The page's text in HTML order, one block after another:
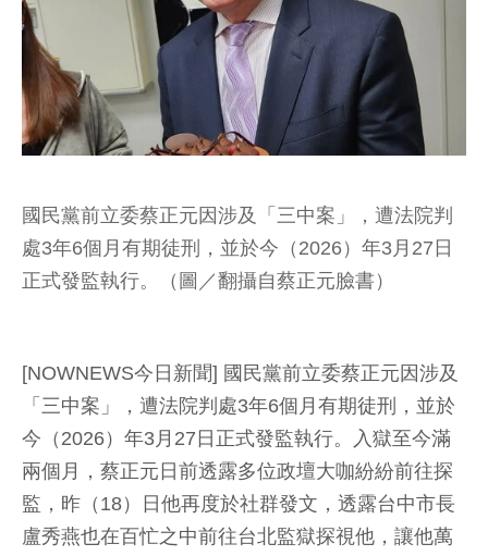
國民黨前立委蔡正元因涉及「三中案」，遭法院判
處3年6個月有期徒刑，並於今（2026）年3月27日
正式發監執行。（圖／翻攝自蔡正元臉書）
[NOWNEWS今日新聞] 國民黨前立委蔡正元因涉及
「三中案」，遭法院判處3年6個月有期徒刑，並於
今（2026）年3月27日正式發監執行。入獄至今滿
兩個月，蔡正元日前透露多位政壇大咖紛紛前往探
監，昨（18）日他再度於社群發文，透露台中市長
盧秀燕也在百忙之中前往台北監獄探視他，讓他萬